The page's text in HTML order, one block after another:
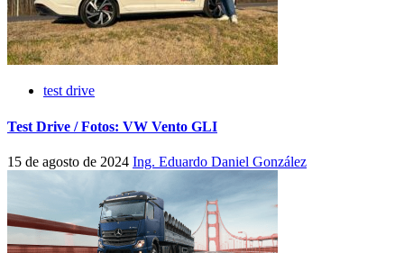
test drive
Test Drive / Fotos: VW Vento GLI
15 de agosto de 2024 Ing. Eduardo Daniel González